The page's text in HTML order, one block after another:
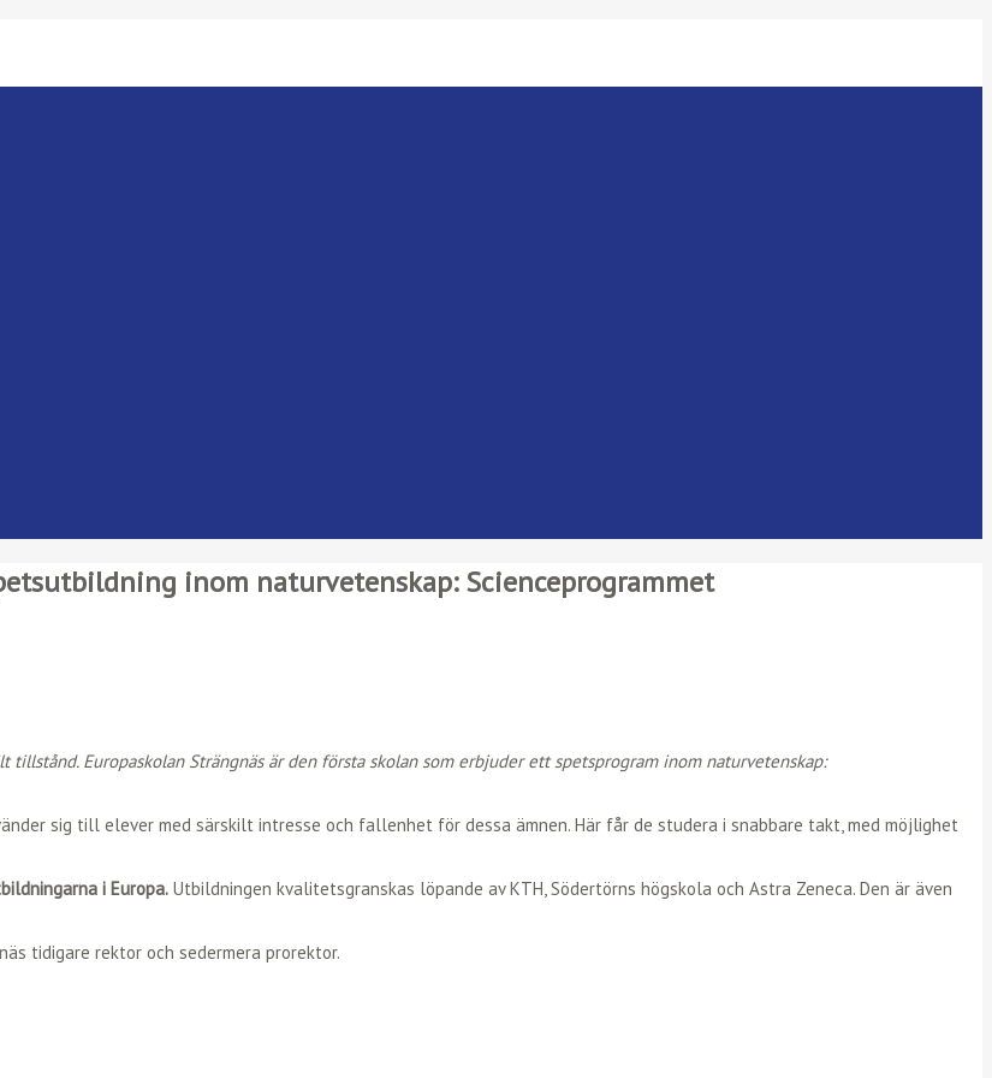
inom naturvetenskap: Scienceprogrammet
Europaskolan Strängnäs är den första skolan som erbjuder ett spetsprogram inom naturvetenskap:
sig till elever med särskilt intresse och fallenhet för dessa ämnen. Här får de studera i snabbare takt, med möjlighet
i Europa. Utbildningen kvalitetsgranskas löpande av KTH, Södertörns högskola och Astra Zeneca. Den är även
tidigare rektor och sedermera prorektor.